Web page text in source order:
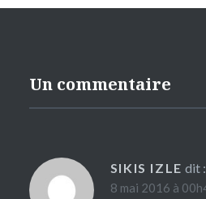
Un commentaire
SIKIS IZLE dit :
8 mai 2016 à